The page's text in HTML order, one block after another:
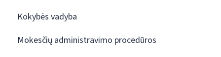
Kokybės vadyba
Mokesčių administravimo procedūros